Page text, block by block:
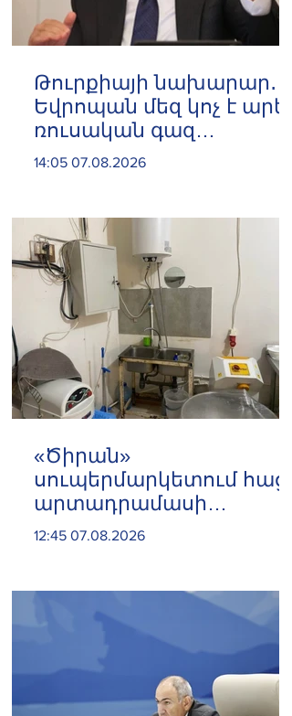
Թուրքիայի նախարար․
Եվրոպան մեզ կոչ է արել
ռուսական գազ
չմատակարարել
14:05 07.08.2026
«Ծիրան»
սուպերմարկետում հացի
արտադրամասի
գործունեությունը
12:45 07.08.2026